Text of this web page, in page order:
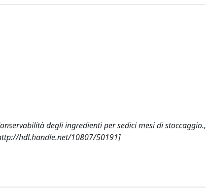
degli ingredienti per sedici mesi di stoccaggio.,
hdl.handle.net/10807/50191]